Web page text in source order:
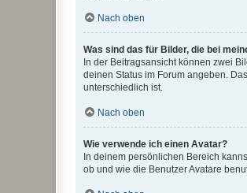
Nach oben
Was sind das für Bilder, die bei
In der Beitragsansicht können zwei
deinen Status im Forum angeben.
unterschiedlich ist.
Nach oben
Wie verwende ich einen Avatar?
In deinem persönlichen Bereich
ob und wie die Benutzer Avatare